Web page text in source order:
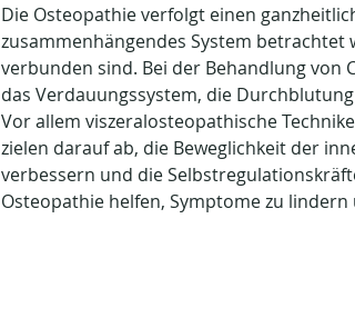
Die Osteopathie verfolgt einen
zusammenhängendes System
verbunden sind. Bei der Behandlung von
das Verdauungssystem, die
Vor allem viszeralosteopathische
zielen darauf ab, die Beweglichkeit der
verbessern und die
Osteopathie helfen, Symptome zu